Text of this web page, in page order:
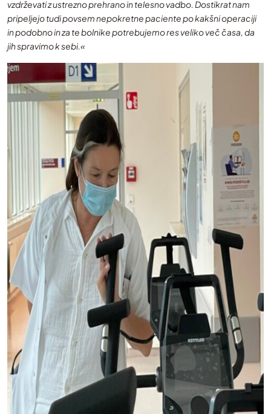
vzdrževati z ustrezno prehrano in telesno vadbo. Dostikrat nam
pripeljejo tudi povsem nepokretne paciente po kakšni operaciji
in podobno in za te bolnike potrebujemo res veliko več časa, da
jih spravimo k sebi.«